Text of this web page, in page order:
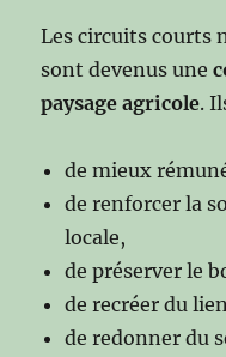
Les circuits courts
sont devenus une
paysage agricole.
de mieux
de renforcer la
locale,
de préserver le
de recréer du
de redonner du